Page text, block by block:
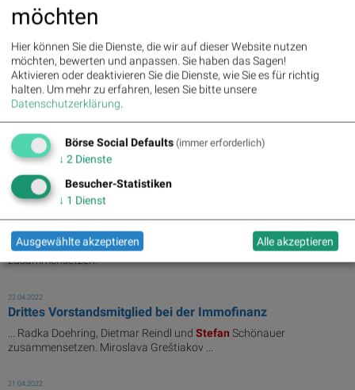
21st Austria weekly - Immofinanz, Fabasoft (20/04/2022)
Executive ...
22.04.2022
PIR-News: Polytec, FACC, Immofinanz, Mayr-Melnhof, S&T,
Research zu UBM ... (Christine ...
... Radka Doehring, Dietmar Reindl undStefanSchönauer
zusammensetzen. Immofinanz ( Akt. Indikation ...
22.04.2022
ATX-Trends: Immofinanz, Andritz, Polytec, Post, DO & CO
...
... Radka Doehring, Dietmar Reindl und
Schönauer
zusammensetzen.
22.04.2022
Drittes Vorstandsmitglied bei der Immofinanz
... Radka Doehring, Dietmar Reindl und Stefan Schönauer
zusammensetzen. Miroslava Greštiakov ...
21.04.2022
möchten
Hier können Sie die Dienste, die wir auf dieser Website nutzen
möchten, bewerten und anpassen. Sie haben das Sagen!
Aktivieren oder deaktivieren Sie die Dienste, wie Sie es für richtig
halten. Um mehr zu erfahren, lesen Sie bitte unsere
Datenschutzerklärung.
Börse Social Defaults (immer erforderlich)
↓ 2 Dienste
Besucher-Statistiken
↓ 1 Dienst
Ausgewählte akzeptieren Alle akzeptieren